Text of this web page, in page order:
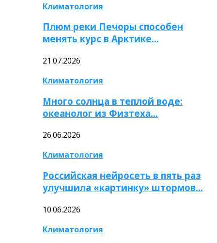
Климатология
Плюм реки Печоры способен
менять курс в Арктике…
21.07.2026
Климатология
Много солнца в теплой воде:
океанолог из Физтеха…
26.06.2026
Климатология
Российская нейросеть в пять раз
улучшила «картинку» штормов…
10.06.2026
Климатология